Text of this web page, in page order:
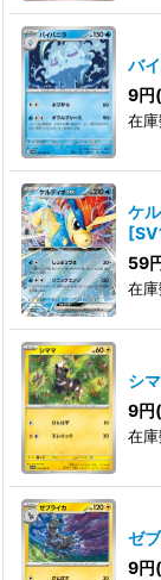
バ
9円
在
ケ
[
59
在
シ
9円
在
ゼ
9円